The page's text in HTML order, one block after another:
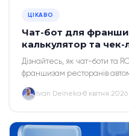
ЦІКАВО
Чат-бот для
калькулятор та чек-
співробітників
Дізнайтесь, як чат-боти та
франшизам ресторанів
Ivan Deineka 8 квітня